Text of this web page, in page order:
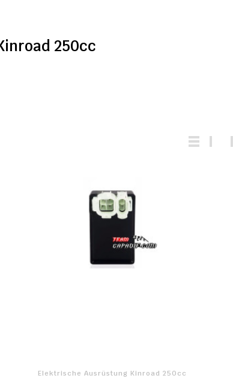
250cc
Elektrische Ausrüstung Kinroad 250cc